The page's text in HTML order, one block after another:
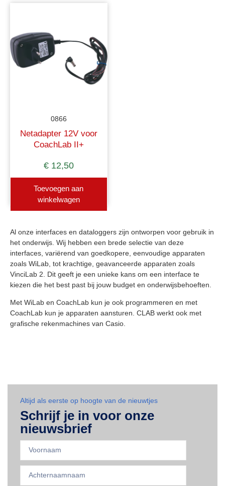
0866
Netadapter 12V voor
CoachLab II+
€ 12,50
Toevoegen aan
winkelwagen
Al onze interfaces en dataloggers zijn ontworpen voor gebruik in
het onderwijs. Wij hebben een brede selectie van deze
interfaces, variërend van goedkopere, eenvoudige apparaten
zoals WiLab, tot krachtige, geavanceerde apparaten zoals
VinciLab 2. Dit geeft je een unieke kans om een interface te
kiezen die het best past bij jouw budget en onderwijsbehoeften.
Met WiLab en CoachLab kun je ook programmeren en met
CoachLab kun je apparaten aansturen. CLAB werkt ook met
grafische rekenmachines van Casio.
Altijd als eerste op hoogte van de nieuwtjes
Schrijf je in voor onze
nieuwsbrief